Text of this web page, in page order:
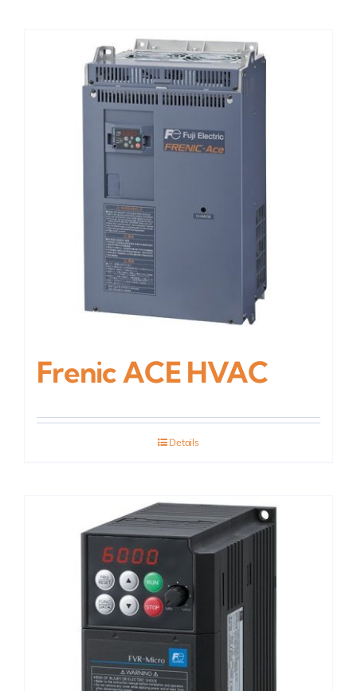
Frenic ACE HVAC
Details